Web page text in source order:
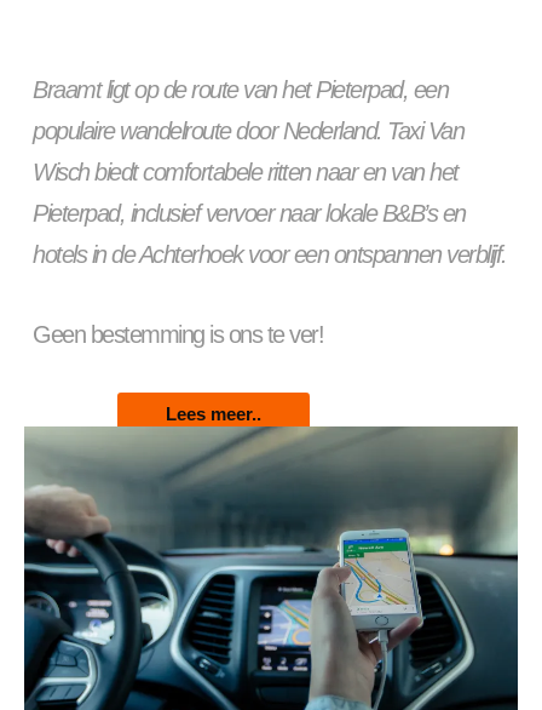
Braamt ligt op de route van het Pieterpad, een
populaire wandelroute door Nederland. Taxi Van
Wisch biedt comfortabele ritten naar en van het
Pieterpad, inclusief vervoer naar lokale B&B’s en
hotels in de Achterhoek voor een ontspannen verblijf.
Geen bestemming is ons te ver!
Lees meer..